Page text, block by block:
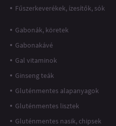
Fűszerkeverékek, ízesítők, sók
Gabonák, köretek
Gabonakávé
Gal vitaminok
Ginseng teák
Gluténmentes alapanyagok
Gluténmentes lisztek
Gluténmentes nasik, chipsek